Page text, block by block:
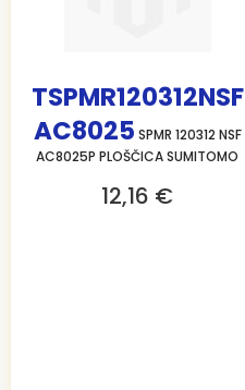
TSPMR120312NSF
AC8025 SPMR 120312 NSF
AC8025P PLOŠČICA SUMITOMO
12,16 €